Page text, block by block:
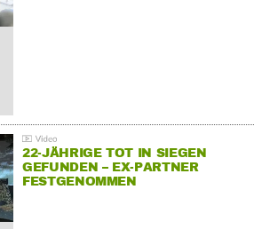
22-JÄHRIGE TOT IN SIEGEN
GEFUNDEN – EX-PARTNER
FESTGENOMMEN